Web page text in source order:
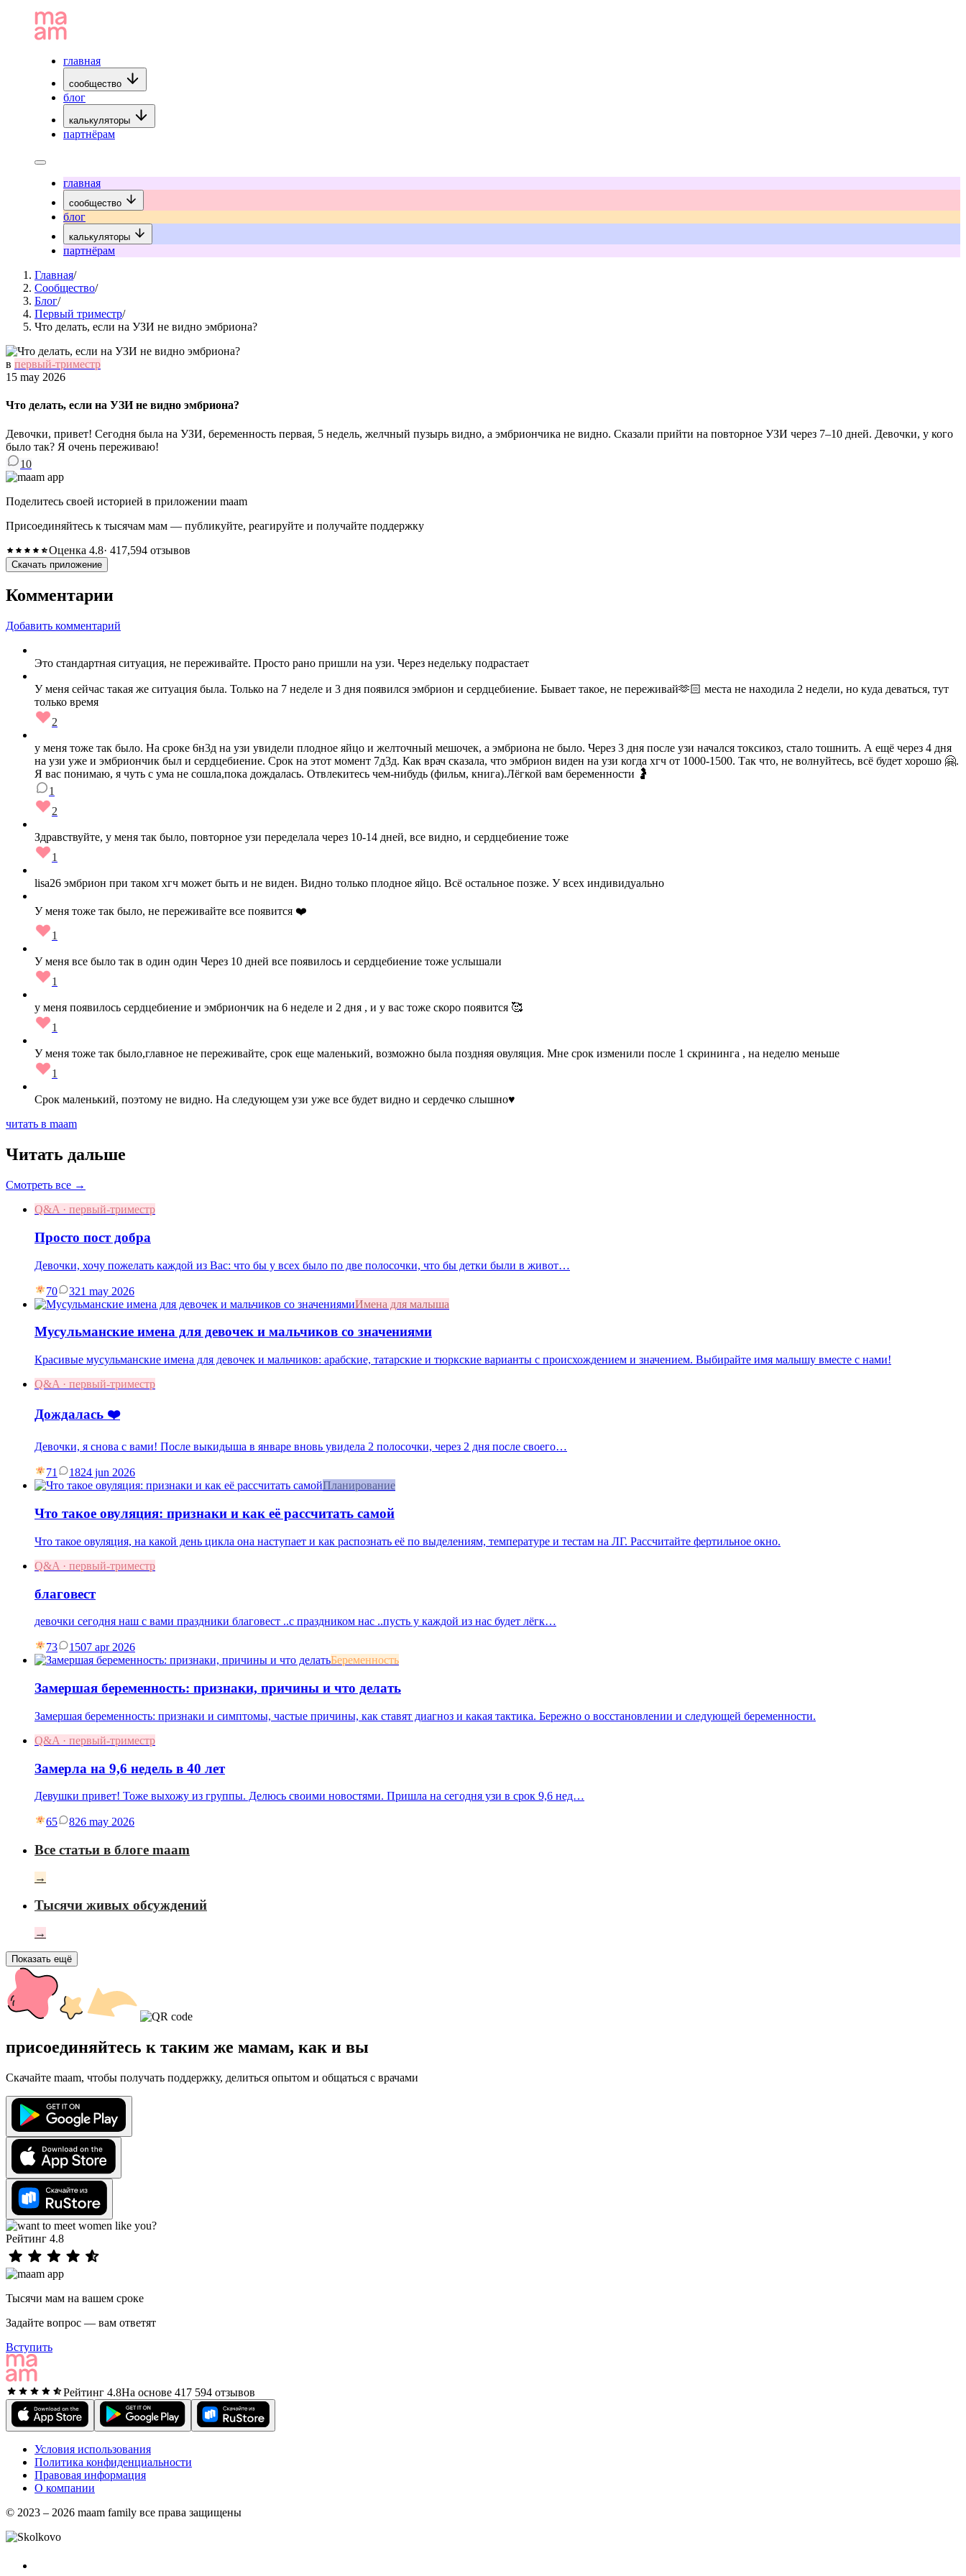
главная
сообщество
блог
калькуляторы
партнёрам
главная
сообщество
блог
калькуляторы
партнёрам
Главная/
Сообщество/
Блог/
Первый триместр/
Что делать, если на УЗИ не видно эмбриона?
в первый-триместр
15 may 2026
Что делать, если на УЗИ не видно эмбриона?
Девочки, привет! Сегодня была на УЗИ, беременность первая, 5 недель, желчный пузырь видно, а эмбриончика не видно. Сказали прийти на повторное УЗИ через 7–10 дней. Девочки, у кого
было так? Я очень переживаю!
10
Поделитесь своей историей в приложении maam
Присоединяйтесь к тысячам мам — публикуйте, реагируйте и получайте поддержку
Оценка 4.8· 417,594 отзывов
Скачать приложение
Комментарии
Добавить комментарий
Это стандартная ситуация, не переживайте. Просто рано пришли на узи. Через недельку подрастает
У меня сейчас такая же ситуация была. Только на 7 неделе и 3 дня появился эмбрион и сердцебиение. Бывает такое, не переживай🫶🏻 места не находила 2 недели, но куда деваться, тут
только время
2
у меня тоже так было. На сроке 6н3д на узи увидели плодное яйцо и желточный мешочек, а эмбриона не было. Через 3 дня после узи начался токсикоз, стало тошнить. А ещё через 4 дня
на узи уже и эмбриончик был и сердцебиение. Срок на этот момент 7д3д. Как врач сказала, что эмбрион виден на узи когда хгч от 1000-1500. Так что, не волнуйтесь, всё будет хорошо 🤗.
Я вас понимаю, я чуть с ума не сошла,пока дождалась. Отвлекитесь чем-нибудь (фильм, книга).Лёгкой вам беременности 🤰
1
2
Здравствуйте, у меня так было, повторное узи переделала через 10-14 дней, все видно, и сердцебиение тоже
1
lisa26 эмбрион при таком хгч может быть и не виден. Видно только плодное яйцо. Всё остальное позже. У всех индивидуально
У меня тоже так было, не переживайте все появится ❤️
1
У меня все было так в один один Через 10 дней все появилось и сердцебиение тоже услышали
1
у меня появилось сердцебиение и эмбриончик на 6 неделе и 2 дня , и у вас тоже скоро появится 🥰
1
У меня тоже так было,главное не переживайте, срок еще маленький, возможно была поздняя овуляция. Мне срок изменили после 1 скрининга , на неделю меньше
1
Срок маленький, поэтому не видно. На следующем узи уже все будет видно и сердечко слышно♥️
читать в maam
Читать дальше
Смотреть все →
Q&A · первый-триместр
Просто пост добра
Девочки, хочу пожелать каждой из Вас: что бы у всех было по две полосочки, что бы детки были в живот…
70 321 may 2026
Имена для малыша
Мусульманские имена для девочек и мальчиков со значениями
Красивые мусульманские имена для девочек и мальчиков: арабские, татарские и тюркские варианты с происхождением и значением. Выбирайте имя малышу вместе с нами!
Q&A · первый-триместр
Дождалась ❤️
Девочки, я снова с вами! После выкидыша в январе вновь увидела 2 полосочки, через 2 дня после своего…
71 1824 jun 2026
Планирование
Что такое овуляция: признаки и как её рассчитать самой
Что такое овуляция, на какой день цикла она наступает и как распознать её по выделениям, температуре и тестам на ЛГ. Рассчитайте фертильное окно.
Q&A · первый-триместр
благовест
девочки сегодня наш с вами праздники благовест ..с праздником нас ..пусть у каждой из нас будет лёгк…
73 1507 apr 2026
Беременность
Замершая беременность: признаки, причины и что делать
Замершая беременность: признаки и симптомы, частые причины, как ставят диагноз и какая тактика. Бережно о восстановлении и следующей беременности.
Q&A · первый-триместр
Замерла на 9,6 недель в 40 лет
Девушки привет! Тоже выхожу из группы. Делюсь своими новостями. Пришла на сегодня узи в срок 9,6 нед…
65 826 may 2026
Все статьи в блоге maam
→
Тысячи живых обсуждений
→
Показать ещё
присоединяйтесь к таким же мамам, как и вы
Скачайте maam, чтобы получать поддержку, делиться опытом и общаться с врачами
Рейтинг 4.8
Тысячи мам на вашем сроке
Задайте вопрос — вам ответят
Вступить
Рейтинг 4.8На основе 417 594 отзывов
Условия использования
Политика конфиденциальности
Правовая информация
О компании
© 2023 – 2026 maam family все права защищены